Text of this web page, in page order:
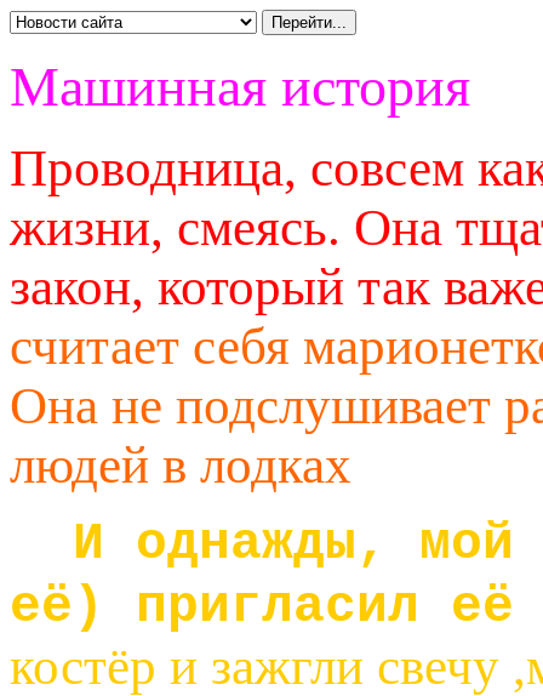
Машинная история
Проводница, совсем
жизни, смеясь. Она
закон, который так
считает себя
Она не подслушивает
людей в лодках
И однажды, мой
её) пригласил
костёр и зажгли свечу